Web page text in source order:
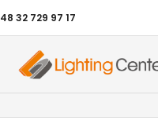
48 32 729 97 17